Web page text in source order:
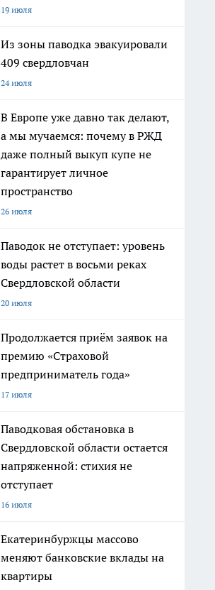
19 июля
Из зоны паводка эвакуировали
409 свердловчан
24 июля
В Европе уже давно так делают,
а мы мучаемся: почему в РЖД
даже полный выкуп купе не
гарантирует личное
пространство
26 июля
Паводок не отступает: уровень
воды растет в восьми реках
Свердловской области
20 июля
Продолжается приём заявок на
премию «Страховой
предприниматель года»
17 июля
Паводковая обстановка в
Свердловской области остается
напряженной: стихия не
отступает
16 июля
Екатеринбуржцы массово
меняют банковские вклады на
квартиры